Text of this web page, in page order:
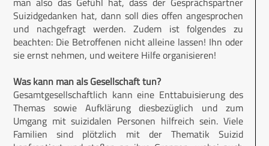
Suizidgedanken hat, dann soll dies offen angesprochen
und nachgefragt werden. Zudem ist folgendes zu
beachten: Die Betroffenen nicht alleine lassen! Ihn oder
sie ernst nehmen, und weitere Hilfe organisieren!
Was kann man als Gesellschaft tun?
Gesamtgesellschaftlich kann eine Enttabuisierung des
Themas sowie Aufklärung diesbezüglich und zum
Umgang mit suizidalen Personen hilfreich sein. Viele
Familien sind plötzlich mit der Thematik Suizid